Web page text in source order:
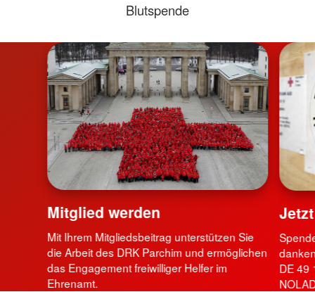
Blutspende
Mitglied werden
Mit Ihrem Mitgliedsbeitrag unterstützen Sie
die Arbeit des DRK Parchim und ermöglichen
das Engagement freiwilliger Helfer im
Ehrenamt.
DE 49